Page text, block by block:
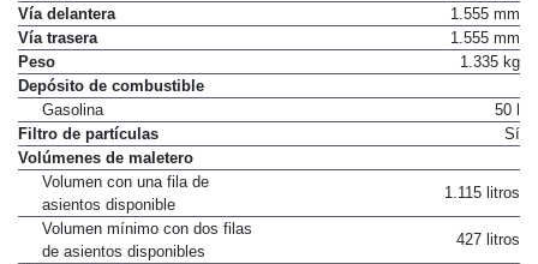
Vía delantera
1.555 mm
Vía trasera
1.555 mm
Peso
1.335 kg
Depósito de combustible
Gasolina
50 l
Filtro de partículas
Sí
Volúmenes de maletero
Volumen con una fila de
asientos disponible
1.115 litros
Volumen mínimo con dos filas
de asientos disponibles
427 litros